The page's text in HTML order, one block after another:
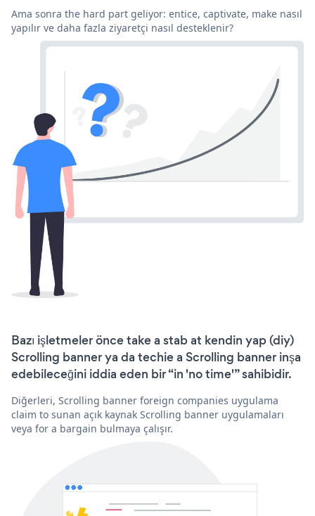
Ama sonra the hard part geliyor: entice, captivate, make nasıl
yapılır ve daha fazla ziyaretçi nasıl desteklenir?
Bazı işletmeler önce take a stab at kendin yap (diy)
Scrolling banner ya da techie a Scrolling banner inşa
edebileceğini iddia eden bir “in 'no time'” sahibidir.
Diğerleri, Scrolling banner foreign companies uygulama
claim to sunan açık kaynak Scrolling banner uygulamaları
veya for a bargain bulmaya çalışır.